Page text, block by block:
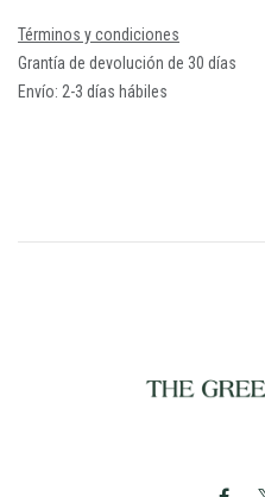
Términos y condiciones
Grantía de devolución de 30 días
Envío: 2-3 días hábiles